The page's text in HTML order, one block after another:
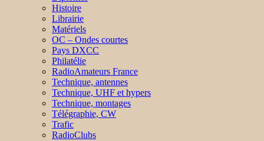
Histoire
Librairie
Matériels
OC – Ondes courtes
Pays DXCC
Philatélie
RadioAmateurs France
Technique, antennes
Technique, UHF et hypers
Technique, montages
Télégraphie, CW
Trafic
RadioClubs